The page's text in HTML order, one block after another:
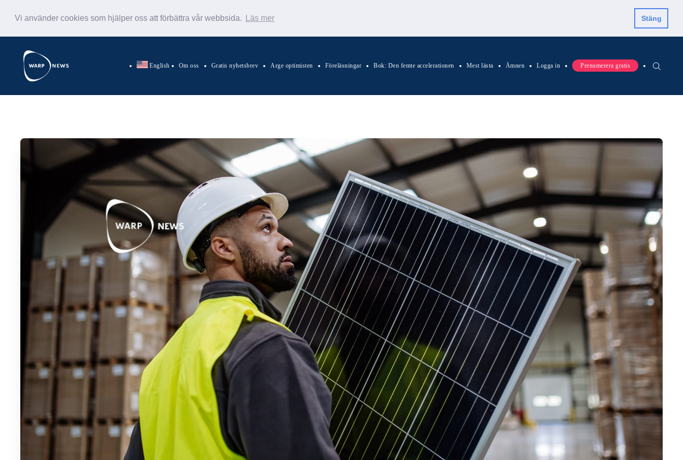
Vi använder cookies som hjälper oss att förbättra vår webbsida. Läs mer Stäng
English Om oss Gratis nyhetsbrev Arge optimisten Föreläsningar Bok: Den femte accelerationen Mest lästa Ämnen Logga in Prenumerera gratis